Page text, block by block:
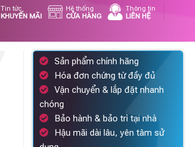
Tin tức
KHUYẾN MÃI
Hệ thống
CỬA HÀNG
Thông tin
LIÊN HỆ
Sản phẩm chính hãng
Hóa đơn chứng từ đầy đủ
Vận chuyển & lắp đặt nhanh
chóng
Bảo hành & bảo trì tại nhà
Hậu mãi dài lâu, yên tâm sử